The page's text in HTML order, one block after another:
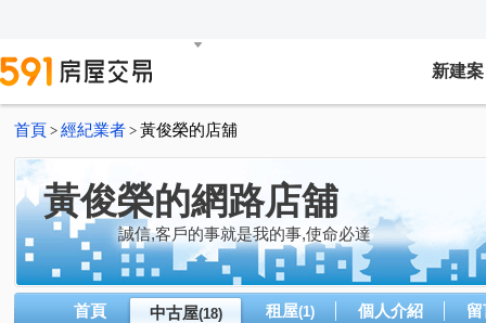
新建案
首頁 > 經紀業者 > 黃俊榮的店舖
黃俊榮的網路店舖
誠信,客戶的事就是我的事,使命必達
首頁 中古屋(18) 租屋(1) 個人介紹